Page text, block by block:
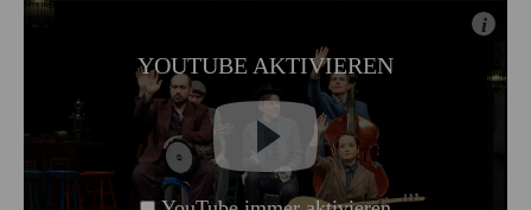
YOUTUBE AKTIVIEREN
i